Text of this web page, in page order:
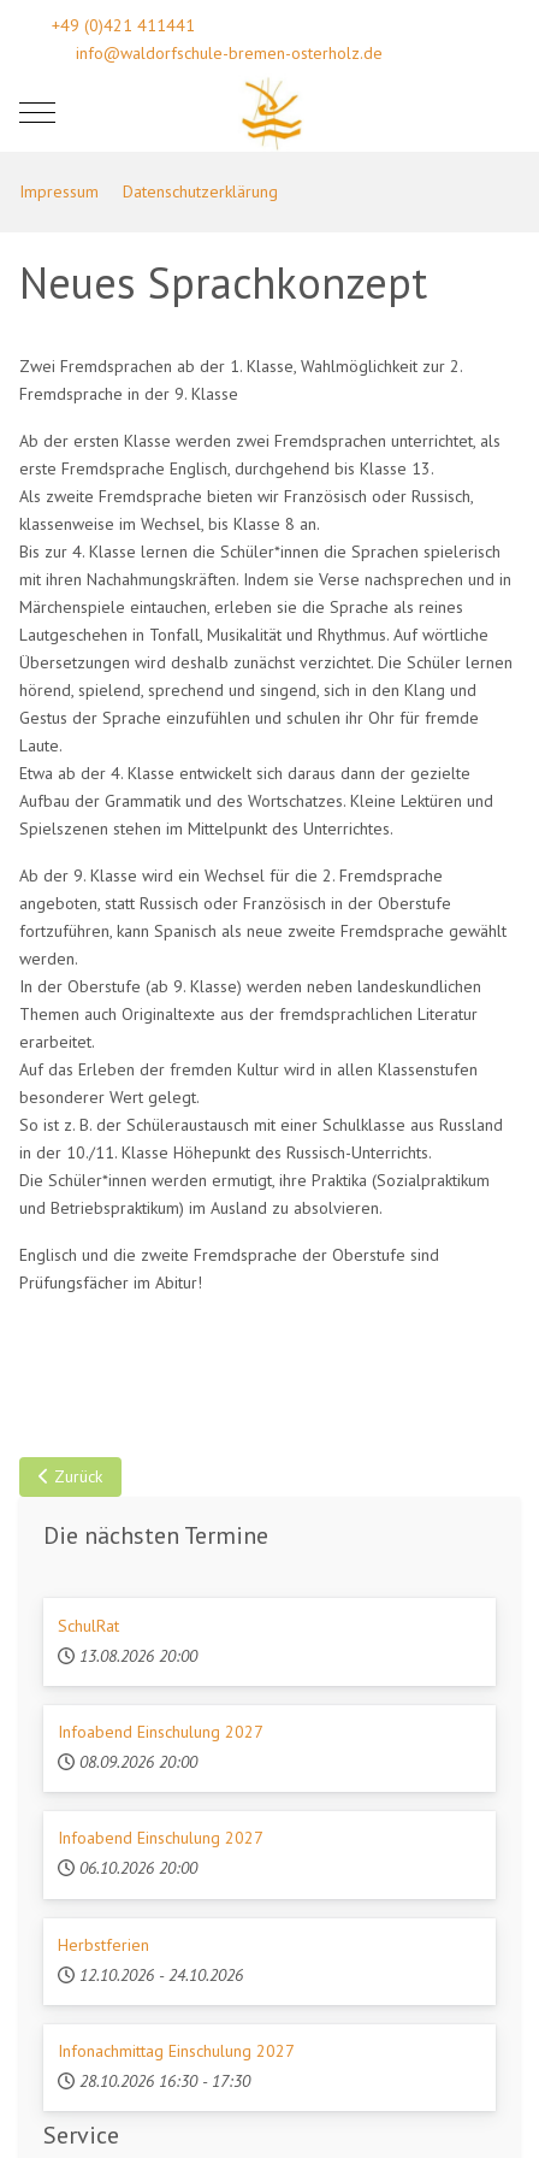
+49 (0)421 411441
info@waldorfschule-bremen-osterholz.de
Mobile Menu Toggle
Impressum Datenschutzerklärung
Neues Sprachkonzept
Zwei Fremdsprachen ab der 1. Klasse, Wahlmöglichkeit zur 2.
Fremdsprache in der 9. Klasse
Ab der ersten Klasse werden zwei Fremdsprachen unterrichtet, als
erste Fremdsprache Englisch, durchgehend bis Klasse 13.
Als zweite Fremdsprache bieten wir Französisch oder Russisch,
klassenweise im Wechsel, bis Klasse 8 an.
Bis zur 4. Klasse lernen die Schüler*innen die Sprachen spielerisch
mit ihren Nachahmungskräften. Indem sie Verse nachsprechen und in
Märchenspiele eintauchen, erleben sie die Sprache als reines
Lautgeschehen in Tonfall, Musikalität und Rhythmus. Auf wörtliche
Übersetzungen wird deshalb zunächst verzichtet. Die Schüler lernen
hörend, spielend, sprechend und singend, sich in den Klang und
Gestus der Sprache einzufühlen und schulen ihr Ohr für fremde
Laute.
Etwa ab der 4. Klasse entwickelt sich daraus dann der gezielte
Aufbau der Grammatik und des Wortschatzes. Kleine Lektüren und
Spielszenen stehen im Mittelpunkt des Unterrichtes.
Ab der 9. Klasse wird ein Wechsel für die 2. Fremdsprache
angeboten, statt Russisch oder Französisch in der Oberstufe
fortzuführen, kann Spanisch als neue zweite Fremdsprache gewählt
werden.
In der Oberstufe (ab 9. Klasse) werden neben landeskundlichen
Themen auch Originaltexte aus der fremdsprachlichen Literatur
erarbeitet.
Auf das Erleben der fremden Kultur wird in allen Klassenstufen
besonderer Wert gelegt.
So ist z. B. der Schüleraustausch mit einer Schulklasse aus Russland
in der 10./11. Klasse Höhepunkt des Russisch-Unterrichts.
Die Schüler*innen werden ermutigt, ihre Praktika (Sozialpraktikum
und Betriebspraktikum) im Ausland zu absolvieren.
Englisch und die zweite Fremdsprache der Oberstufe sind
Prüfungsfächer im Abitur!
Vorheriger Beitrag: Bei extremer Wetterlage
Zurück
Die nächsten Termine
SchulRat
13.08.2026 20:00
Infoabend Einschulung 2027
08.09.2026 20:00
Infoabend Einschulung 2027
06.10.2026 20:00
Herbstferien
12.10.2026 - 24.10.2026
Infonachmittag Einschulung 2027
28.10.2026 16:30 - 17:30
Service